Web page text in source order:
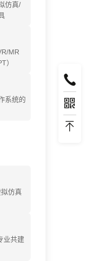
仿真/
MR
）
系统的
仿真
业共建